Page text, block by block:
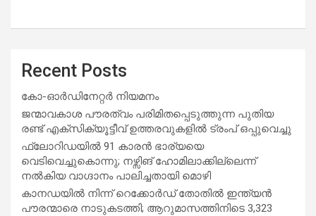
Recent Posts
കോ-ഓർഡിനേറ്റർ നിയമനം
ജന്മാവകാശ പൗരത്വം പരിമിതപ്പെടുത്തുന്ന പുതിയ
രണ്ട് എക്സിക്യൂട്ടീവ് ഉത്തരവുകളിൽ ട്രംപ് ഒപ്പുവെച്ചു
ഫ്ലോറിഡയിൽ 91 കാരൻ ഭാര്യയെ
വെടിവെച്ചുകൊന്നു; നഴ്സിങ് ഹോമിലാക്കില്ലെന്ന്
നൽകിയ വാഗ്ദാനം പാലിച്ചതായി മൊഴി
കാനഡയിൽ നിന്ന് റെക്കോർഡ് തോതിൽ ഇന്ത്യൻ
പൗരന്മാരെ നാടുകടത്തി; ആറുമാസത്തിനിടെ 3,323